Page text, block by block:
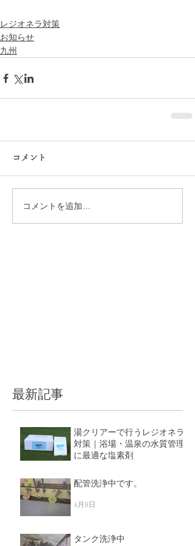
レジオネラ対策
お知らせ
九州
コメント
コメントを追加…
最新記事
湯クリアーで行うレジオネラ
対策｜浴場・温泉の水質管理
に最適な塩素剤
配管洗浄中です。
4月8日
タンク洗浄中